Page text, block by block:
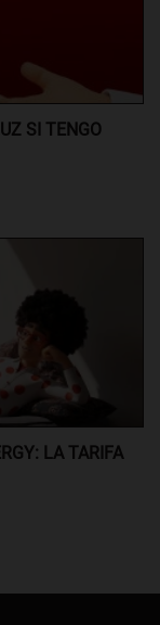
SI TENGO
LA TARIFA